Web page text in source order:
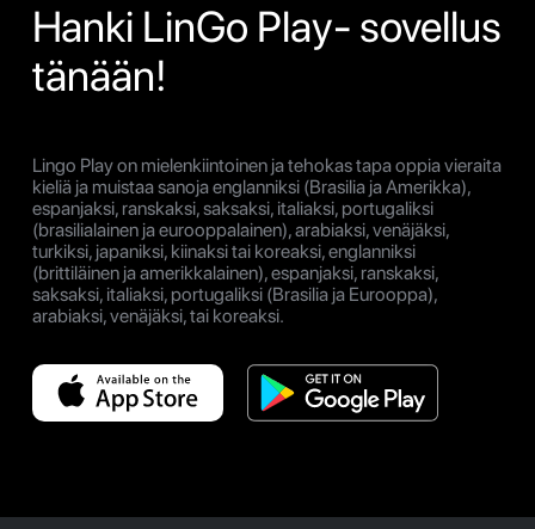
Hanki LinGo Play- sovellus
tänään!
Lingo Play on mielenkiintoinen ja tehokas tapa oppia vieraita
kieliä ja muistaa sanoja englanniksi (Brasilia ja Amerikka),
espanjaksi, ranskaksi, saksaksi, italiaksi, portugaliksi
(brasilialainen ja eurooppalainen), arabiaksi, venäjäksi,
turkiksi, japaniksi, kiinaksi tai koreaksi, englanniksi
(brittiläinen ja amerikkalainen), espanjaksi, ranskaksi,
saksaksi, italiaksi, portugaliksi (Brasilia ja Eurooppa),
arabiaksi, venäjäksi, tai koreaksi.